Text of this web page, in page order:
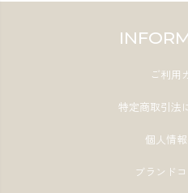
ご利用
特定商取引法
個人情
ブランド